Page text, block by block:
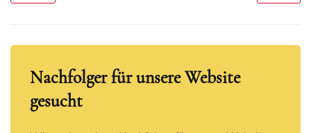
Nachfolger für unsere Website
gesucht